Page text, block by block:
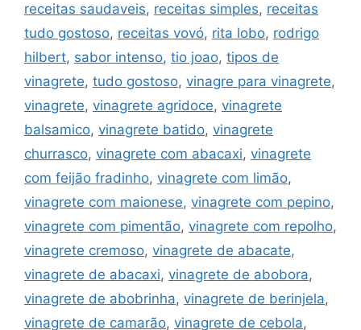
receitas saudaveis, receitas simples, receitas
tudo gostoso, receitas vovó, rita lobo, rodrigo
hilbert, sabor intenso, tio joao, tipos de
vinagrete, tudo gostoso, vinagre para vinagrete,
vinagrete, vinagrete agridoce, vinagrete
balsamico, vinagrete batido, vinagrete
churrasco, vinagrete com abacaxi, vinagrete
com feijão fradinho, vinagrete com limão,
vinagrete com maionese, vinagrete com pepino,
vinagrete com pimentão, vinagrete com repolho,
vinagrete cremoso, vinagrete de abacate,
vinagrete de abacaxi, vinagrete de abobora,
vinagrete de abobrinha, vinagrete de berinjela,
vinagrete de camarão, vinagrete de cebola,